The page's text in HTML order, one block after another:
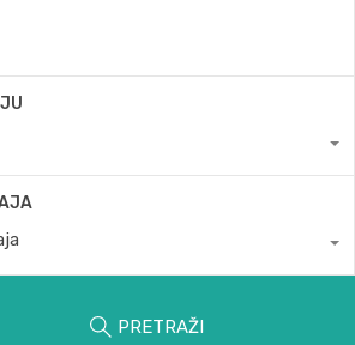
PRETRAŽI